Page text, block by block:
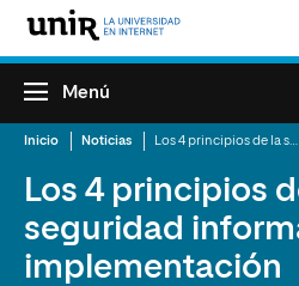
Menú
Inicio Noticias
Los 4 principios
seguridad
implementación